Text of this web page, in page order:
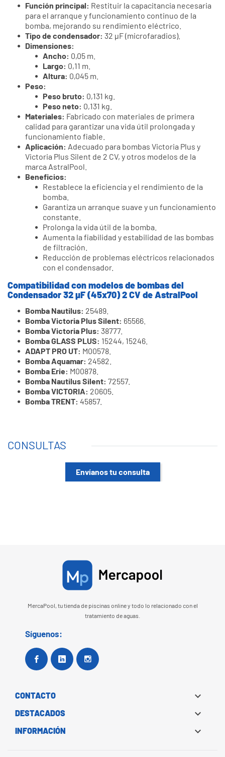
Función principal: Restituir la capacitancia necesaria
para el arranque y funcionamiento continuo de la
bomba, mejorando su rendimiento eléctrico.
Tipo de condensador: 32 µF (microfaradios).
Dimensiones:
Ancho: 0,05 m.
Largo: 0,11 m.
Altura: 0,045 m.
Peso:
Peso bruto: 0,131 kg.
Peso neto: 0,131 kg.
Materiales: Fabricado con materiales de primera
calidad para garantizar una vida útil prolongada y
funcionamiento fiable.
Aplicación: Adecuado para bombas Victoria Plus y
Victoria Plus Silent de 2 CV, y otros modelos de la
marca AstralPool.
Beneficios:
Restablece la eficiencia y el rendimiento de la
bomba.
Garantiza un arranque suave y un funcionamiento
constante.
Prolonga la vida útil de la bomba.
Aumenta la fiabilidad y estabilidad de las bombas
de filtración.
Reducción de problemas eléctricos relacionados
con el condensador.
Compatibilidad con modelos de bombas del
Condensador 32 µF (45x70) 2 CV de AstralPool
Bomba Nautilus: 25489.
Bomba Victoria Plus Silent: 65566.
Bomba Victoria Plus: 38777.
Bomba GLASS PLUS: 15244, 15246.
ADAPT PRO UT: M00578.
Bomba Aquamar: 24582.
Bomba Erie: M00878.
Bomba Nautilus Silent: 72557.
Bomba VICTORIA: 20605.
Bomba TRENT: 45857.
CONSULTAS
Envíanos tu consulta
MercaPool, tu tienda de piscinas online y todo lo relacionado con el
tratamiento de aguas.
Síguenos:
Facebook Google+
CONTACTO 
DESTACADOS 
INFORMACIÓN 